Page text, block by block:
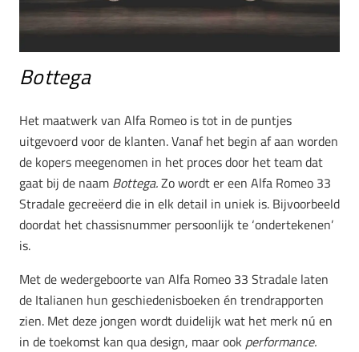
Bottega
Het maatwerk van Alfa Romeo is tot in de puntjes
uitgevoerd voor de klanten. Vanaf het begin af aan worden
de kopers meegenomen in het proces door het team dat
gaat bij de naam Bottega.Zo wordt er een Alfa Romeo 33
Stradale gecreëerd die in elk detail in uniek is. Bijvoorbeeld
doordat het chassisnummer persoonlijk te ‘ondertekenen’
is.
Met de wedergeboorte van Alfa Romeo 33 Stradale laten
de Italianen hun geschiedenisboeken én trendrapporten
zien. Met deze jongen wordt duidelijk wat het merk nú en
in de toekomst kan qua design, maar ook performance.